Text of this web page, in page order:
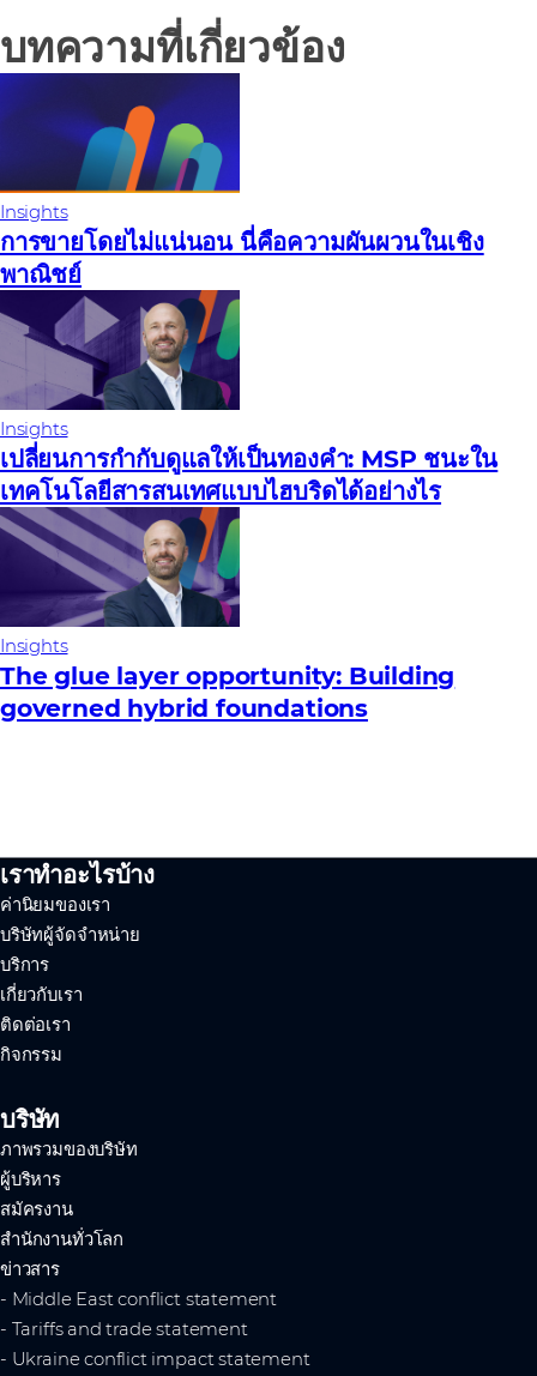
บทความที่เกี่ยวข้อง
Insights
การขายโดยไม่แน่นอน นี่คือความผันผวนในเชิง
พาณิชย์
Insights
เปลี่ยนการกํากับดูแลให้เป็นทองคํา: MSP ชนะใน
เทคโนโลยีสารสนเทศแบบไฮบริดได้อย่างไร
Insights
The glue layer opportunity: Building
governed hybrid foundations
เราทำอะไรบ้าง
ค่านิยมของเรา
บริษัทผู้จัดจำหน่าย
บริการ
เกี่ยวกับเรา
ติดต่อเรา
กิจกรรม
บริษัท
ภาพรวมของบริษัท
ผู้บริหาร
สมัครงาน
สำนักงานทั่วโลก
ข่าวสาร
- Middle East conflict statement
- Tariffs and trade statement
- Ukraine conflict impact statement